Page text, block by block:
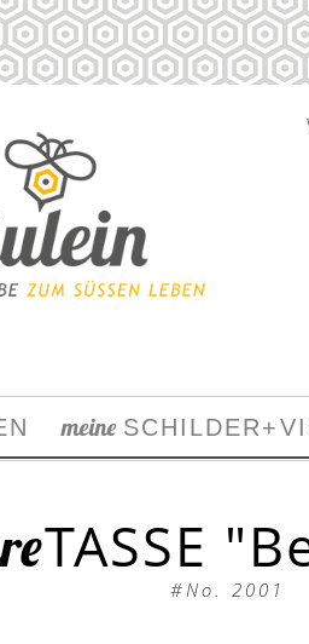
meine SCHILDER+
TASSE
#No. 2001